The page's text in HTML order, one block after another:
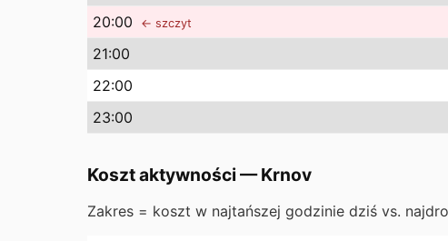
20:00 ← szczyt
21:00
22:00
23:00
Koszt aktywności —Krnov
Zakres = koszt w najtańszej godzinie dziś vs.